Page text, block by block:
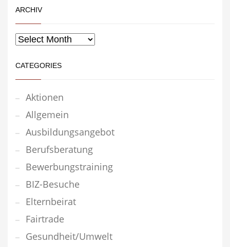
ARCHIV
CATEGORIES
Aktionen
Allgemein
Ausbildungsangebot
Berufsberatung
Bewerbungstraining
BIZ-Besuche
Elternbeirat
Fairtrade
Gesundheit/Umwelt